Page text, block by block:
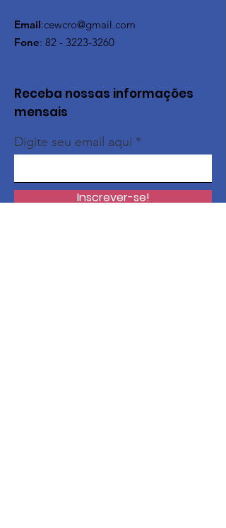
Email:cewcro@gmail.com
Fone: 82 - 3223-3260
Receba nossas informações
mensais
Digite seu email aqui
Inscrever-se!